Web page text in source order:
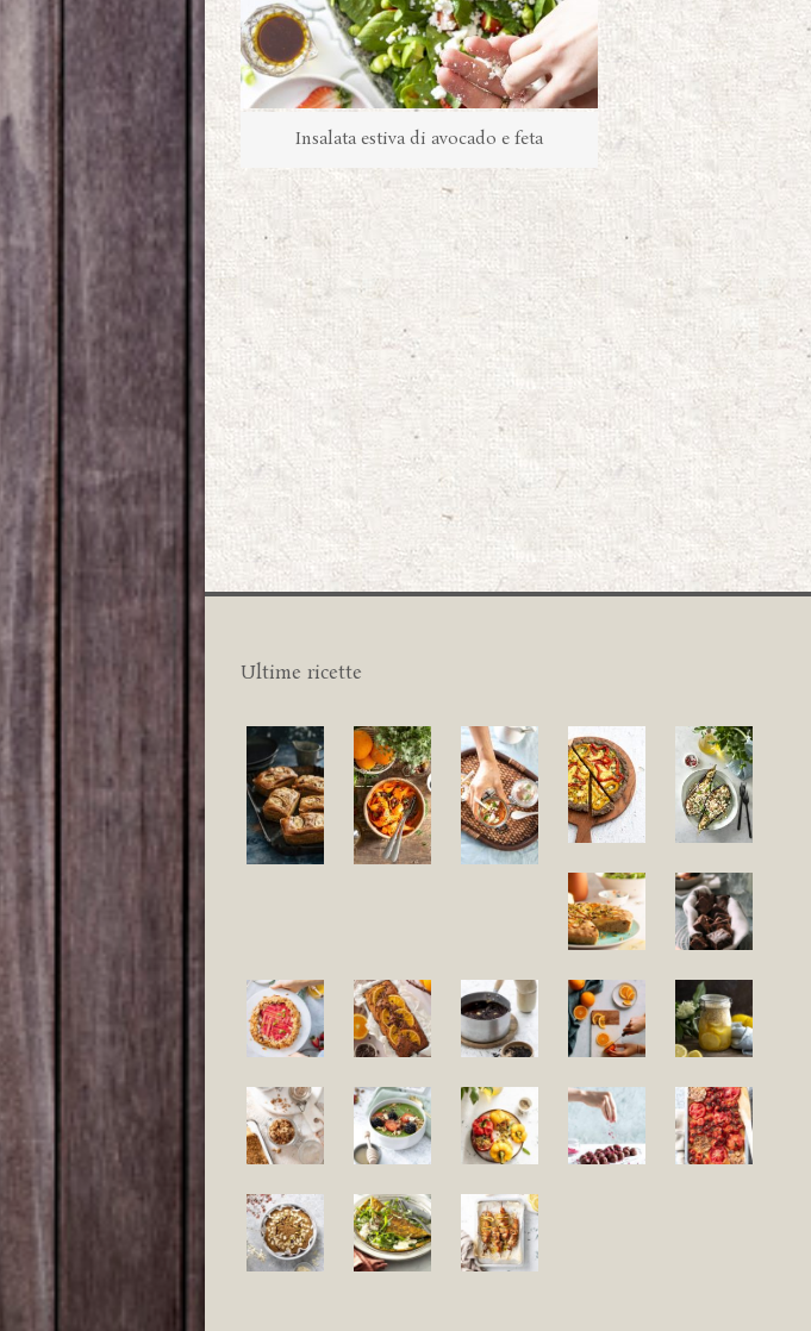
Insalata estiva di avocado e feta
Ultime ricette